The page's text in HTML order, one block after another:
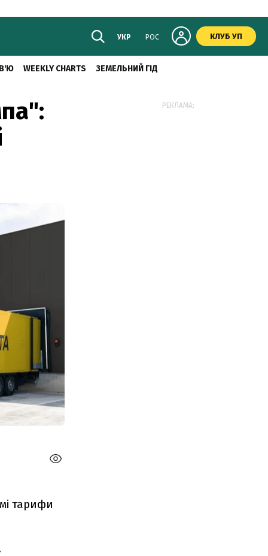
УКР РОС КЛУБ УП
WEEKLY CHARTS ЗЕМЕЛЬНИЙ ГІД
тарифи
РЕКЛАМА: